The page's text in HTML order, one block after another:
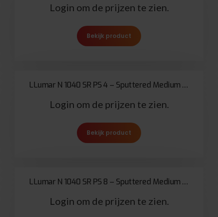
Login om de prijzen te zien.
Bekijk product
LLumar N 1040 SR PS 4 – Sputtered Medium Neutral 100µ
Login om de prijzen te zien.
Bekijk product
LLumar N 1040 SR PS 8 – Sputtered Medium Neutral 200µ
Login om de prijzen te zien.